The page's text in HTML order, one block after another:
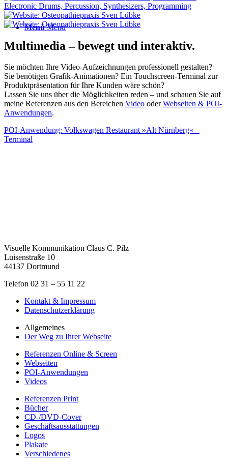
Menü Menü
Multimedia – bewegt und interaktiv.
Sie möchten Ihre Video-Aufzeichnungen professionell gestalten?
Sie benötigen Grafik-Animationen? Ein Touchscreen-Terminal zur
Produktpräsentation für Ihre Kunden wäre schön?
Lassen Sie uns über die Möglichkeiten reden – und schauen Sie auf
meine Referenzen aus den Bereichen Video oderWebseiten & POI-
Anwendungen.
POI-Anwendung: Volkswagen Restaurant »Alt Nürnberg« –
Terminal
Visuelle Kommunikation Claus C. Pilz
Luisenstraße 10
44137 Dortmund
Telefon 02 31 – 55 11 22
Kontakt & Impressum
Datenschutzerklärung
Allgemeines
Der Weg zu Ihrer Webseite
Referenzen Online & Screen
Webseiten
POI-Anwendungen
Videos
Referenzen Print
Bücher
CD-/DVD-Cover
Geschäftsausstattungen
Logos
Plakate
Verschiedenes